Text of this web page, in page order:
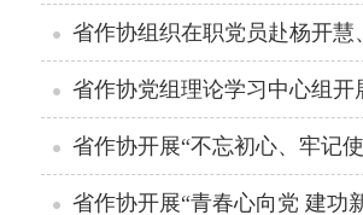
省作协组织在职党员赴杨开
省作协党组理论学习中心组
省作协开展“不忘初心、牢记
省作协开展“青春心向党 建功